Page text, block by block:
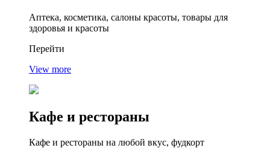
Аптека, косметика, салоны красоты, товары для
здоровья и красоты
Перейти
View more
Кафе и рестораны
Кафе и рестораны на любой вкус, фудкорт